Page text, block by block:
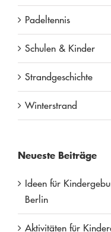
Padeltennis
Schulen & Kinder
Strandgeschichte
Winterstrand
Neueste Beiträge
Ideen für
Berlin
Aktivitäten für